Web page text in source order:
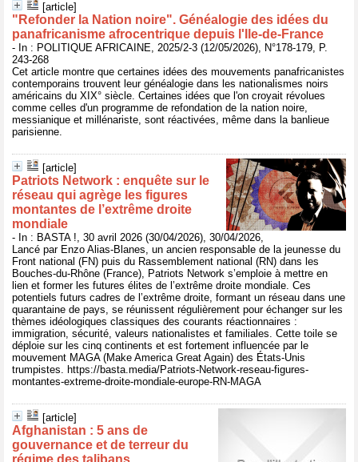
[article]
"Refonder la Nation noire". Généalogie des idées du
panafricanisme afrocentrique depuis l'Ile-de-France
- In : POLITIQUE AFRICAINE, 2025/2-3 (12/05/2026), N°178-179, P.
243-268
Cet article montre que certaines idées des mouvements panafricanistes
contemporains trouvent leur généalogie dans les nationalismes noirs
américains du XIX° siècle. Certaines idées que l'on croyait révolues
comme celles d'un programme de refondation de la nation noire,
messianique et millénariste, sont réactivées, même dans la banlieue
parisienne.
[article]
Patriots Network : enquête sur le
réseau qui agrège les figures
montantes de l’extrême droite
mondiale
- In : BASTA !, 30 avril 2026 (30/04/2026), 30/04/2026,
Lancé par Enzo Alias-Blanes, un ancien responsable de la jeunesse du
Front national (FN) puis du Rassemblement national (RN) dans les
Bouches-du-Rhône (France), Patriots Network s’emploie à mettre en
lien et former les futures élites de l’extrême droite mondiale. Ces
potentiels futurs cadres de l’extrême droite, formant un réseau dans une
quarantaine de pays, se réunissent régulièrement pour échanger sur les
thèmes idéologiques classiques des courants réactionnaires :
immigration, sécurité, valeurs nationalistes et familiales. Cette toile se
déploie sur les cinq continents et est fortement influencée par le
mouvement MAGA (Make America Great Again) des États-Unis
trumpistes. https://basta.media/Patriots-Network-reseau-figures-
montantes-extreme-droite-mondiale-europe-RN-MAGA
[article]
Afghanistan : 5 ans de
gouvernance et de terreur du
régime des talibans